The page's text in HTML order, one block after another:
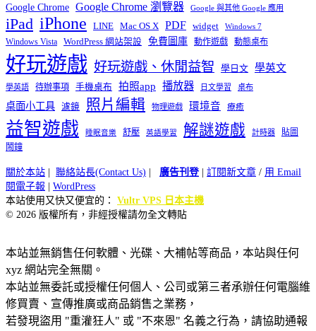
Google Chrome Google Chrome 瀏覽器 Google 與其他 Google 應用
iPad iPhone LINE Mac OS X PDF widget Windows 7
Windows Vista WordPress 網站架設 免費圖庫 動作遊戲 動態桌布
好玩遊戲 好玩遊戲、休閒益智 學日文 學英文
學英語 待辦事項 手機桌布 拍照app 播放器 日文學習 桌布
桌面小工具 濾鏡 照片編輯 物理遊戲 環境音 療癒
益智遊戲 睡眠音樂 舒壓 英語學習 解謎遊戲 計時器
貼圖
鬧鐘
關於本站 聯絡站長(Contact Us) 廣告刊登| 訂閱新文章 / 用 Email
閱電子報
WordPress
本站使用又快又便宜的： Vultr VPS 日本主機
© 2026 版權所有，非經授權請勿全文轉貼
本站並無銷售任何軟體、光碟、大補帖等商品，本站與任何
xyz 網站完全無關。
本站並無委託或授權任何個人、公司或第三者承辦任何電腦維
修買賣、宣傳推廣或商品銷售之業務，
若發現盜用 "重灌狂人" 或 "不來恩" 名義之行為，請協助通報